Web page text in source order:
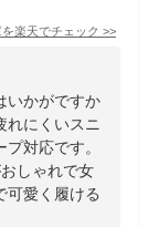
楽天でチェック >>
いかがですか
れにくいスニ
対応です。
しゃれで女
可愛く履ける